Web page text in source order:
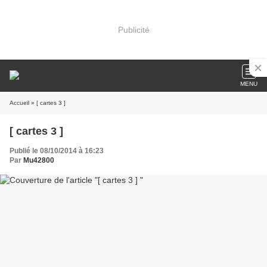
Publicité
MENU
Accueil » [ cartes 3 ]
[ cartes 3 ]
Publié le 08/10/2014 à 16:23
Par Mu42800